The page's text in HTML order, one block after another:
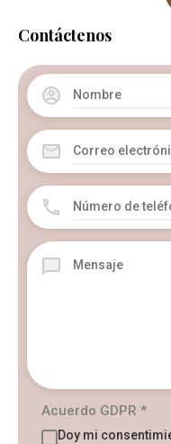
Contáctenos
Acuerdo GDPR *
Doy mi